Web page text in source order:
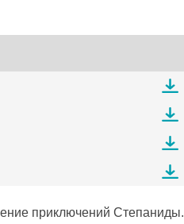
приключений Степаниды.